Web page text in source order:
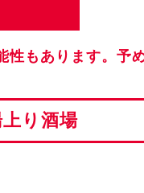
もあります。予
り酒場